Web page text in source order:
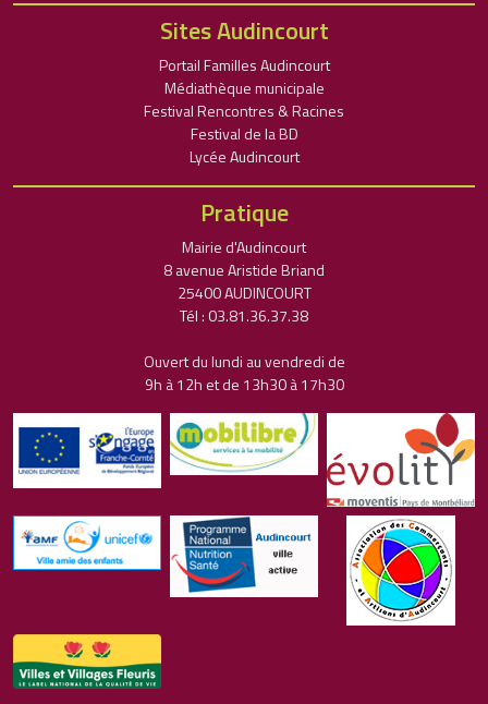
Sites Audincourt
Portail Familles Audincourt
Médiathèque municipale
Festival Rencontres & Racines
Festival de la BD
Lycée Audincourt
Pratique
Mairie d'Audincourt
8 avenue Aristide Briand
25400 AUDINCOURT
Tél : 03.81.36.37.38
Ouvert du lundi au vendredi de
9h à 12h et de 13h30 à 17h30